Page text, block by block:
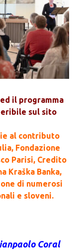
il programma
sul sito
al contributo
Fondazione
Parisi, Credito
Kraška Banka,
di numerosi
e sloveni.
Coral